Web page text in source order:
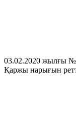
03.02.2020 жылғы №
Қаржы нарығын